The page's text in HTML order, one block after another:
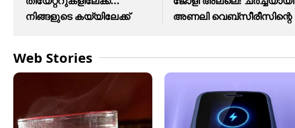
നിങ്ങളുടെ കയ്യിലേക്ക്
അണലി വെബ്സീരീസിന്റെ
Web Stories